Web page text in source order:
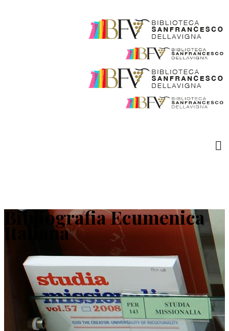
Bibliografia Ecumenica
Italiana